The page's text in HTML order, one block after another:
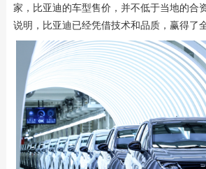
家，比亚迪的车型售价，并不低于当地的合
说明，比亚迪已经凭借技术和品质，赢得了